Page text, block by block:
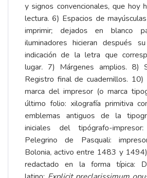
y signos convencionales, que hoy
lectura. 6) Espacios de
imprimir; dejados en blanco
iluminadores hicieran después
indicación de la letra que
lugar. 7) Márgenes amplios. 8)
Registro final de cuadernillos. 10)
marca del impresor (o marca
último folio: xilografía primitiva
emblemas antiguos de la
iniciales del tipógrafo-
Pelegrino de Pasquali:
Bolonia, activo entre 1483 y
redactado en la forma típica: